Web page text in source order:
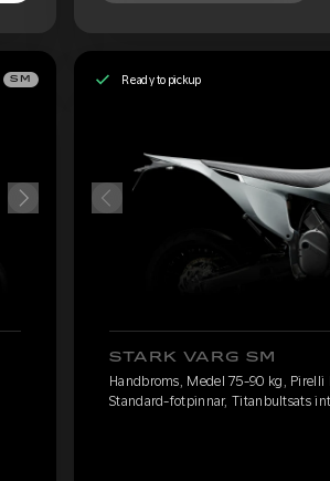
SM Ready to pickup
STARK VARG SM
Handbroms, Medel 75-90 kg, Pirelli
Standard-fotpinnar, Titanbultsats